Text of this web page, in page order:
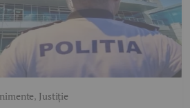
, Justiție